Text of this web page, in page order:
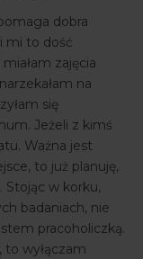
dobra
mi to dość
zajęcia
na
się
Jeżeli z kimś
Ważna jest
to już planuję,
Stojąc w korku,
badaniach, nie
pracoholiczką.
to wyłączam